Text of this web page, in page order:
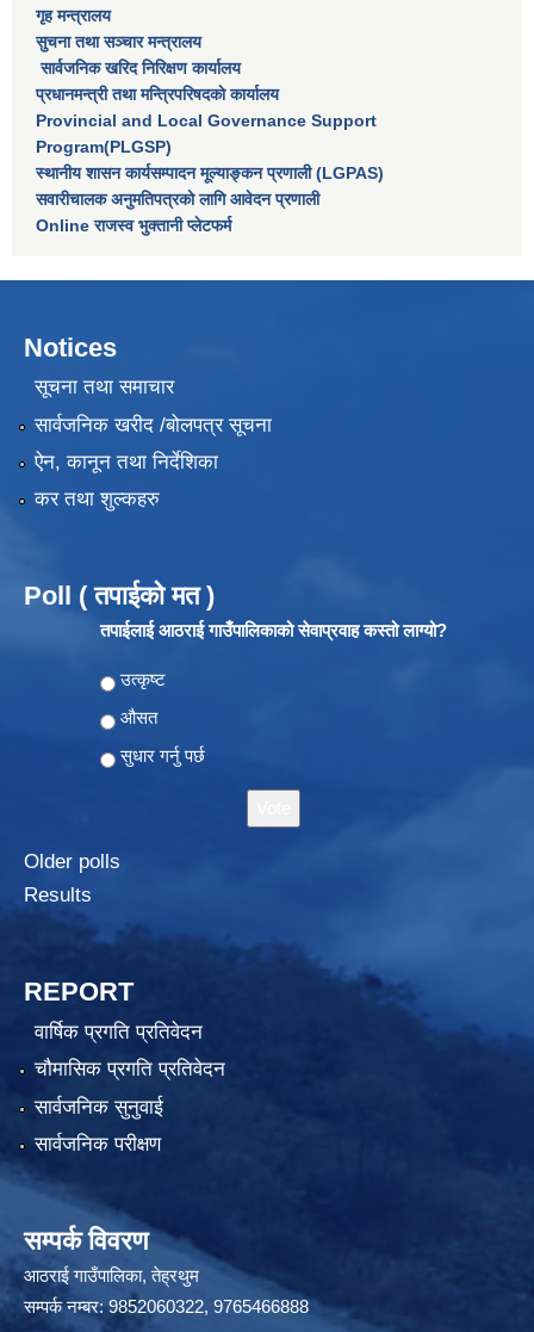
गृह मन्त्रालय
सुचना तथा सञ्चार मन्त्रालय
सार्वजनिक खरिद निरिक्षण कार्यालय
प्रधानमन्त्री तथा मन्त्रिपरिषदकाे कार्यालय
Provincial and Local Governance Support
Program(PLGSP)
स्थानीय शासन कार्यसम्पादन मूल्याङ्कन प्रणाली (LGPAS)
सवारीचालक अनुमतिपत्रको लागि आवेदन प्रणाली
Online राजस्व भुक्तानी प्लेटफर्म
Notices
सूचना तथा समाचार
सार्वजनिक खरीद /बोलपत्र सूचना
ऐन, कानून तथा निर्देशिका
कर तथा शुल्कहरु
Poll ( तपाईको मत )
तपाईलाई आठराई गाउँपालिकाको सेवाप्रवाह कस्तो लाग्यो?
Choices
उत्कृष्ट
औसत
सुधार गर्नु पर्छ
Older polls
Results
REPORT
वार्षिक प्रगति प्रतिवेदन
चौमासिक प्रगति प्रतिवेदन
सार्वजनिक सुनुवाई
सार्वजनिक परीक्षण
सम्पर्क विवरण
आठराई गाउँपालिका, तेह्रथुम
सम्पर्क नम्बर: 9852060322, 9765466888